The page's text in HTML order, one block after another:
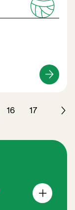
Loisirs
16 17
Next